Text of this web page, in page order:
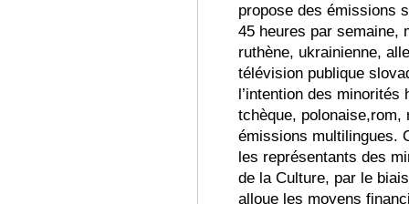
propose des émissions
45 heures par semaine,
ruthène, ukrainienne,
télévision publique
l’intention des minorités
tchèque, polonaise,rom,
émissions multilingues.
les représentants des
de la Culture, par le
alloue les moyens